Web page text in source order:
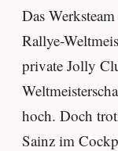
Das
Rallye-
private Jolly
hoch. Doch
Sainz im